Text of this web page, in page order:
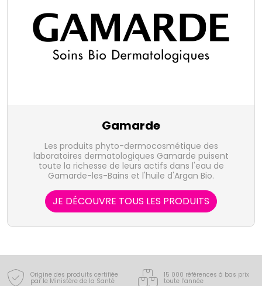
Gamarde
Les produits phyto-dermocosmétique des
laboratoires dermatologiques Gamarde puisent
toute la richesse de leurs actifs dans l'eau de
Gamarde-les-Bains et l'huile d'Argan Bio.
JE DÉCOUVRE TOUS LES PRODUITS
Origine des produits certifiée
par le Ministère de la Santé
15 000 références à bas prix
toute l’année